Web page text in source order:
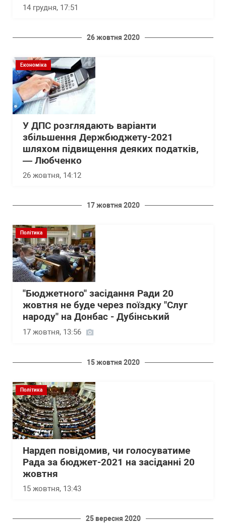
14 грудня, 17:51
26 жовтня 2020
Економіка
У ДПС розглядають варіанти
збільшення Держбюджету-2021
шляхом підвищення деяких податків,
— Любченко
26 жовтня, 14:12
17 жовтня 2020
Політика
"Бюджетного" засідання Ради 20
жовтня не буде через поїздку "Слуг
народу" на Донбас - Дубінський
17 жовтня, 13:56
15 жовтня 2020
Політика
Нардеп повідомив, чи голосуватиме
Рада за бюджет-2021 на засіданні 20
жовтня
15 жовтня, 13:43
25 вересня 2020